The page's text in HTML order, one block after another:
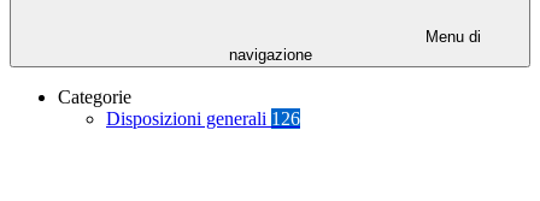
Menu di
navigazione
Categorie
Disposizioni generali 126